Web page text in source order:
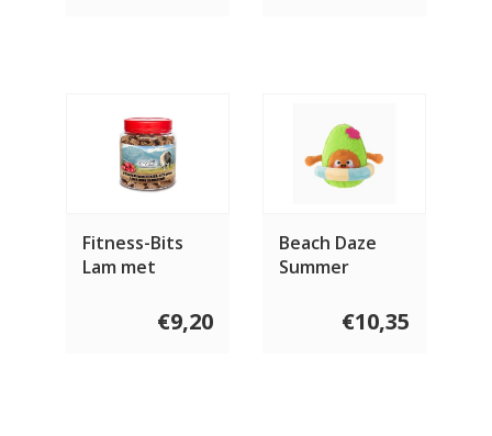
Fitness-Bits
Lam met
€9,20
Beach Daze
Summer
€10,35